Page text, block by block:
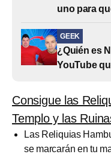
uno para
GEEK
¿Quién es
YouTube
Consigue las
Templo y las
Las Reliquias
se marcarán en tu